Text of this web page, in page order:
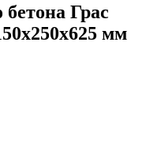
бетона Грас
мм